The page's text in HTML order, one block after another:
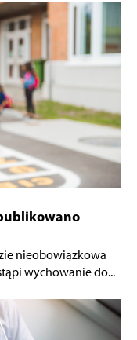
nieobowiązkowa
wychowanie do...